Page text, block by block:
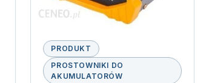
PRODUKT
PROSTOWNIKI DO
AKUMULATORÓW